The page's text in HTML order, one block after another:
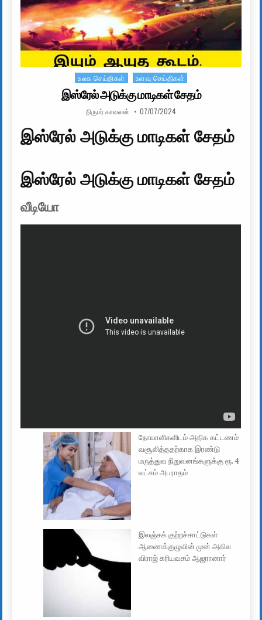
Posted in
உலக செய்திகள் உளவு செய்திகள்
இஸ்ரேல் அடுக்கு மாடிகள் சேதம்
AUTHOR:
நிருபர் காவலன் PUBLISHED DATE:
07/07/2024
இஸ்ரேல் அடுக்கு மாடிகள் சேதம்
இஸ்ரேல் அடுக்கு மாடிகள் சேதம்
வீடியோ
நோயாளிகளிடம் அதிக கட்டணம்
வசூலித்ததற்காக இரண்டு
மருத்துவ நிறுவனங்களுக்கு ரூ. 4
லட்சம் அபராதம்
இலஞ்சக் குற்றச்சாட்டுகள்
ஆணைக்குழுவின் முன் அகில
விராஜ் கரியவசம் ஆஜரானார்